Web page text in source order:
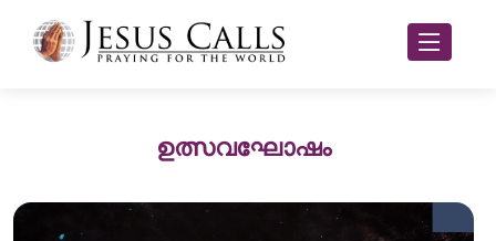
ഉത്സവഘോഷം